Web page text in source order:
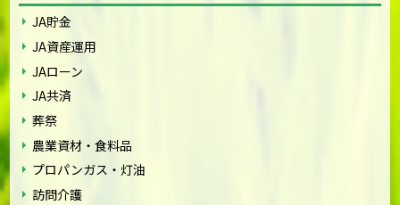
JA貯金
JA資産運用
JAローン
JA共済
葬祭
農業資材・食料品
プロパンガス・灯油
訪問介護